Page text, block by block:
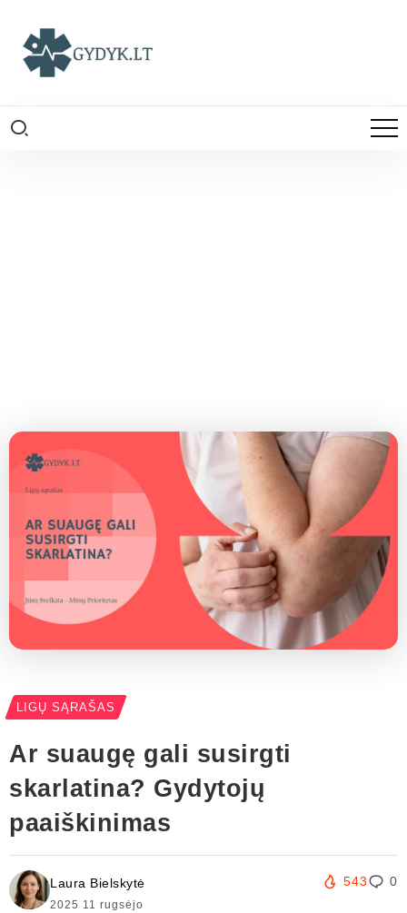
LIGŲ SĄRAŠAS
Ar suaugę gali susirgti
skarlatina? Gydytojų
paaiškinimas
Laura Bielskytė
2025 11 rugsėjo
543 0